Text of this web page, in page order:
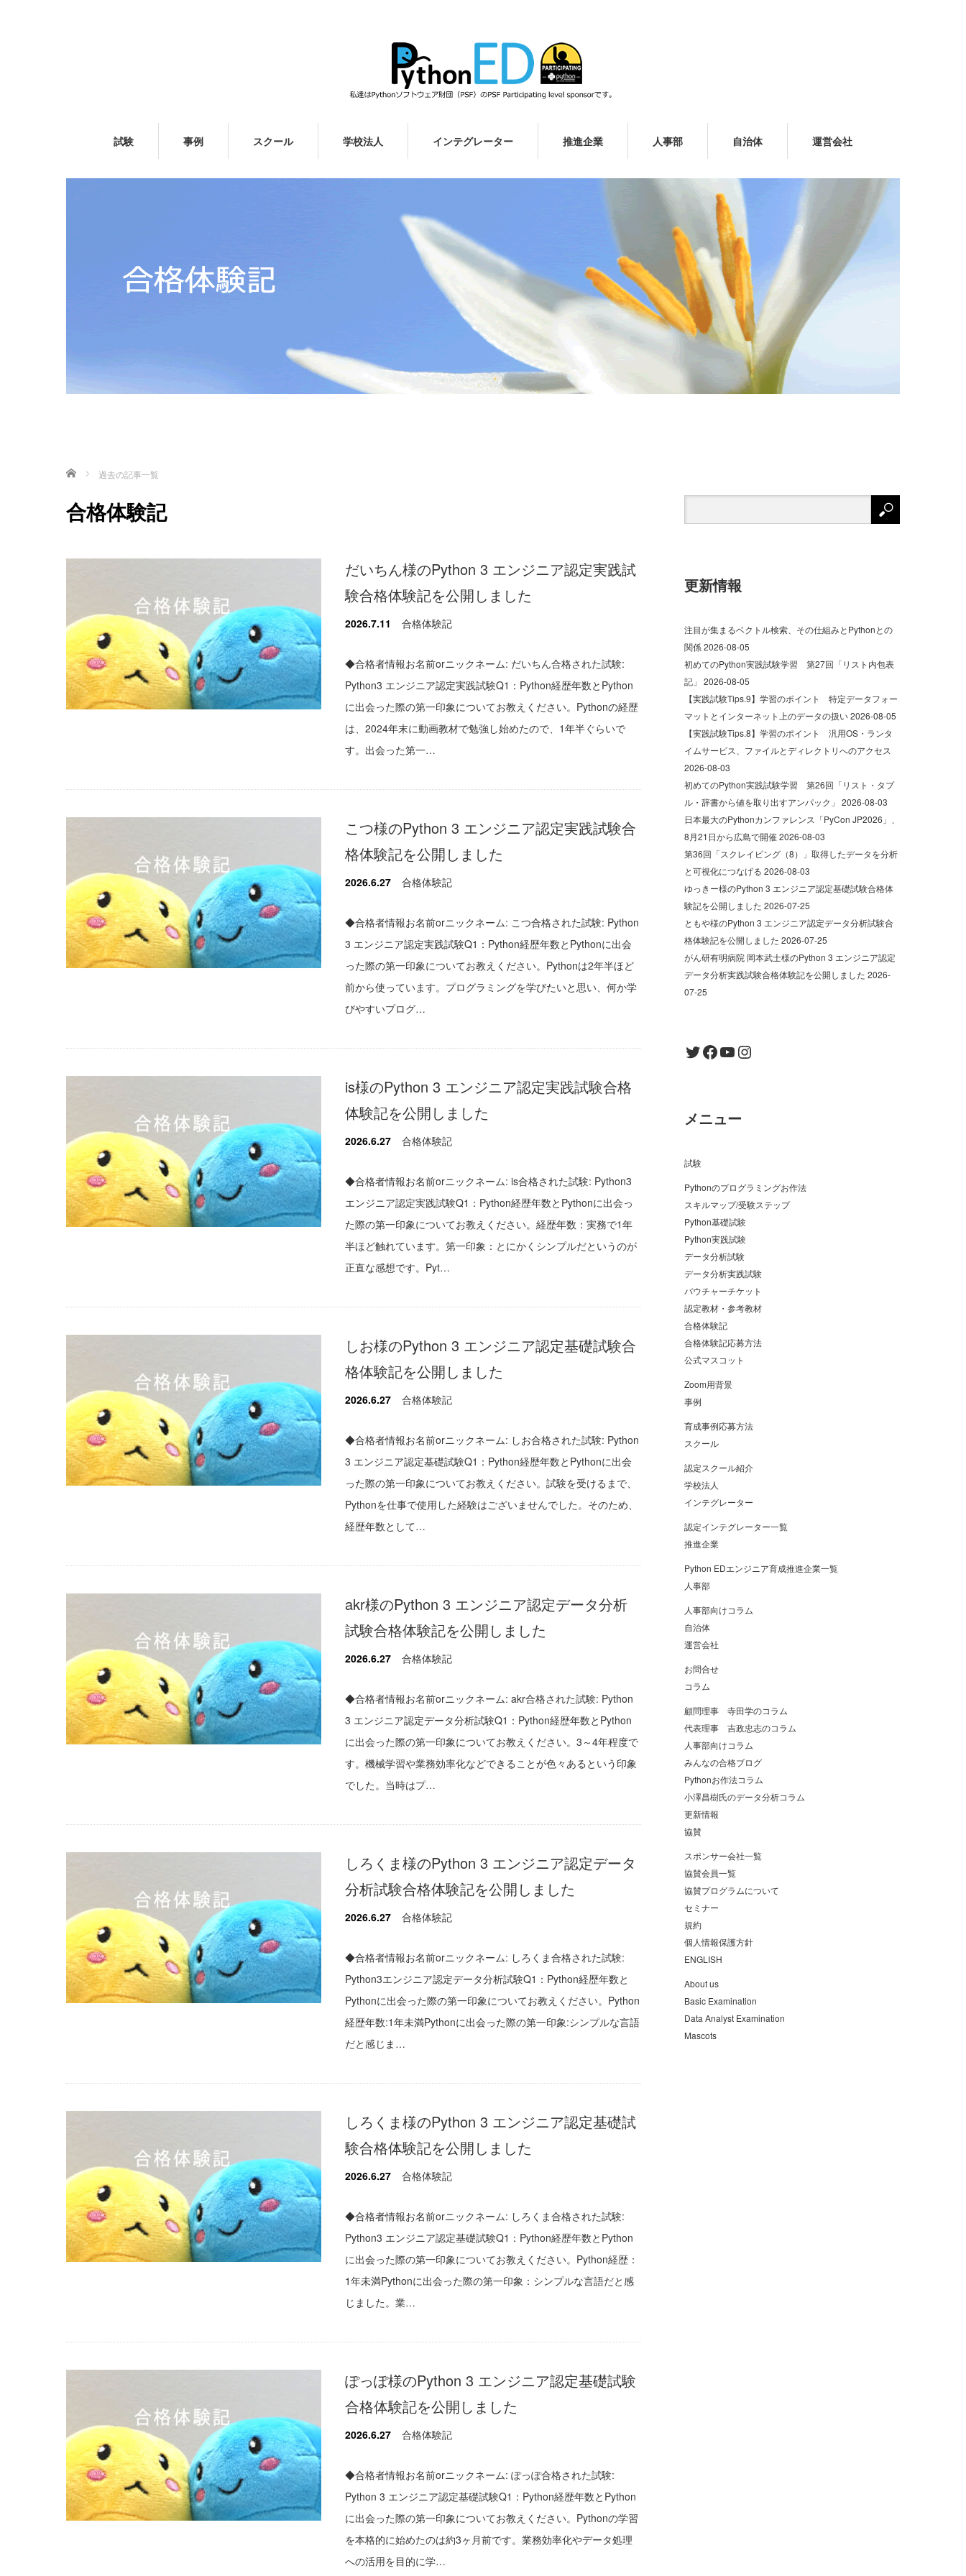
試験 事例 スクール 学校法人 インテグレーター 推進企業 人事部 自治体 運営会社
ホーム 過去の記事一覧
合格体験記
だいちん様のPython 3 エンジニア認定実践試
験合格体験記を公開しました
2026.7.11 合格体験記
◆合格者情報お名前orニックネーム: だいちん合格された試験:
Python3 エンジニア認定実践試験Q1：Python経歴年数とPython
に出会った際の第一印象についてお教えください。Pythonの経歴
は、2024年末に動画教材で勉強し始めたので、1年半ぐらいで
す。出会った第一…
こつ様のPython 3 エンジニア認定実践試験合
格体験記を公開しました
2026.6.27 合格体験記
◆合格者情報お名前orニックネーム: こつ合格された試験: Python
3 エンジニア認定実践試験Q1：Python経歴年数とPythonに出会
った際の第一印象についてお教えください。Pythonは2年半ほど
前から使っています。プログラミングを学びたいと思い、何か学
びやすいプログ…
is様のPython 3 エンジニア認定実践試験合格
体験記を公開しました
2026.6.27 合格体験記
◆合格者情報お名前orニックネーム: is合格された試験: Python3
エンジニア認定実践試験Q1：Python経歴年数とPythonに出会っ
た際の第一印象についてお教えください。経歴年数：実務で1年
半ほど触れています。第一印象：とにかくシンプルだというのが
正直な感想です。Pyt…
しお様のPython 3 エンジニア認定基礎試験合
格体験記を公開しました
2026.6.27 合格体験記
◆合格者情報お名前orニックネーム: しお合格された試験: Python
3 エンジニア認定基礎試験Q1：Python経歴年数とPythonに出会
った際の第一印象についてお教えください。試験を受けるまで、
Pythonを仕事で使用した経験はございませんでした。そのため、
経歴年数として…
akr様のPython 3 エンジニア認定データ分析
試験合格体験記を公開しました
2026.6.27 合格体験記
◆合格者情報お名前orニックネーム: akr合格された試験: Python
3 エンジニア認定データ分析試験Q1：Python経歴年数とPython
に出会った際の第一印象についてお教えください。3～4年程度で
す。機械学習や業務効率化などできることが色々あるという印象
でした。当時はプ…
しろくま様のPython 3 エンジニア認定データ
分析試験合格体験記を公開しました
2026.6.27 合格体験記
◆合格者情報お名前orニックネーム: しろくま合格された試験:
Python3エンジニア認定データ分析試験Q1：Python経歴年数と
Pythonに出会った際の第一印象についてお教えください。Python
経歴年数:1年未満Pythonに出会った際の第一印象:シンプルな言語
だと感じま…
しろくま様のPython 3 エンジニア認定基礎試
験合格体験記を公開しました
2026.6.27 合格体験記
◆合格者情報お名前orニックネーム: しろくま合格された試験:
Python3 エンジニア認定基礎試験Q1：Python経歴年数とPython
に出会った際の第一印象についてお教えください。Python経歴：
1年未満Pythonに出会った際の第一印象：シンプルな言語だと感
じました。業…
ぽっぽ様のPython 3 エンジニア認定基礎試験
合格体験記を公開しました
2026.6.27 合格体験記
◆合格者情報お名前orニックネーム: ぽっぽ合格された試験:
Python 3 エンジニア認定基礎試験Q1：Python経歴年数とPython
に出会った際の第一印象についてお教えください。Pythonの学習
を本格的に始めたのは約3ヶ月前です。業務効率化やデータ処理
への活用を目的に学…
更新情報
注目が集まるベクトル検索、その仕組みとPythonとの
関係2026-08-05
初めてのPython実践試験学習 第27回「リスト内包表
記」 2026-08-05
【実践試験Tips.9】学習のポイント 特定データフォー
マットとインターネット上のデータの扱い2026-08-05
【実践試験Tips.8】学習のポイント 汎用OS・ランタ
イムサービス、ファイルとディレクトリへのアクセス
2026-08-03
初めてのPython実践試験学習 第26回「リスト・タプ
ル・辞書から値を取り出すアンパック」 2026-08-03
日本最大のPythonカンファレンス「PyCon JP2026」、
8月21日から広島で開催2026-08-03
第36回「スクレイピング（8）」取得したデータを分析
と可視化につなげる 2026-08-03
ゆっきー様のPython 3 エンジニア認定基礎試験合格体
験記を公開しました 2026-07-25
ともや様のPython 3 エンジニア認定データ分析試験合
格体験記を公開しました 2026-07-25
がん研有明病院 岡本武士様のPython 3 エンジニア認定
データ分析実践試験合格体験記を公開しました 2026-
07-25
Twitter
Facebook
YouTube
Instagram
メニュー
試験
Pythonのプログラミングお作法
スキルマップ/受験ステップ
Python基礎試験
Python実践試験
データ分析試験
データ分析実践試験
バウチャーチケット
認定教材・参考教材
合格体験記
合格体験記応募方法
公式マスコット
Zoom用背景
事例
育成事例応募方法
スクール
認定スクール紹介
学校法人
インテグレーター
認定インテグレーター一覧
推進企業
Python EDエンジニア育成推進企業一覧
人事部
人事部向けコラム
自治体
運営会社
お問合せ
コラム
顧問理事 寺田学のコラム
代表理事 吉政忠志のコラム
人事部向けコラム
みんなの合格ブログ
Pythonお作法コラム
小澤昌樹氏のデータ分析コラム
更新情報
協賛
スポンサー会社一覧
協賛会員一覧
協賛プログラムについて
セミナー
規約
個人情報保護方針
ENGLISH
About us
Basic Examination
Data Analyst Examination
Mascots